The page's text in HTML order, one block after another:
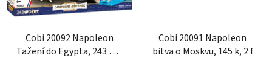
Cobi 20092 Napoleon
Tažení do Egypta, 243 k, 4
Cobi 20091 Napoleon
bitva o Moskvu, 145 k, 2 f